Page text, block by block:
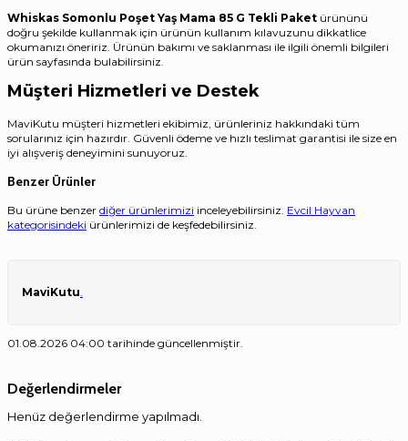
Whiskas Somonlu Poşet Yaş Mama 85 G Tekli Paket ürününü
doğru şekilde kullanmak için ürünün kullanım kılavuzunu dikkatlice
okumanızı öneririz. Ürünün bakımı ve saklanması ile ilgili önemli bilgileri
ürün sayfasında bulabilirsiniz.
Müşteri Hizmetleri ve Destek
MaviKutu müşteri hizmetleri ekibimiz, ürünleriniz hakkındaki tüm
sorularınız için hazırdır. Güvenli ödeme ve hızlı teslimat garantisi ile size en
iyi alışveriş deneyimini sunuyoruz.
Benzer Ürünler
Bu ürüne benzer diğer ürünlerimizi inceleyebilirsiniz. Evcil Hayvan
kategorisindeki ürünlerimizi de keşfedebilirsiniz.
MaviKutu
01.08.2026 04:00 tarihinde güncellenmiştir.
Değerlendirmeler
Henüz değerlendirme yapılmadı.